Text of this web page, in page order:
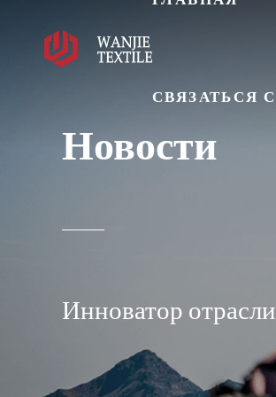
СВЯЗАТЬСЯ С
Новости
Инноватор отрасли